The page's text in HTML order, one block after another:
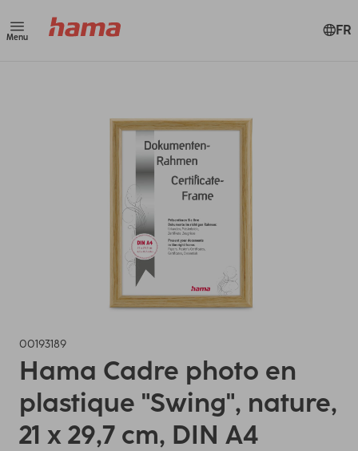
Menu FR
00193189
Hama Cadre photo en
plastique "Swing", nature,
21 x 29,7 cm, DIN A4